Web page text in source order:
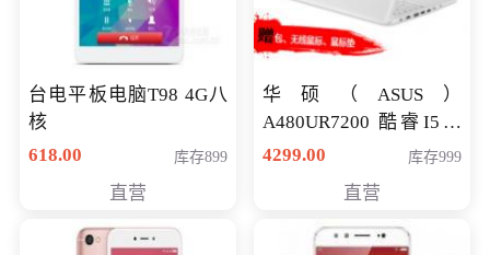
台电平板电脑T98 4G八
核
618.00
库存899
直营
华硕（ASUS）
A480UR7200 酷睿I5超
薄学生办公游戏独显笔
NV930-2G独
4299.00 库存999
直营